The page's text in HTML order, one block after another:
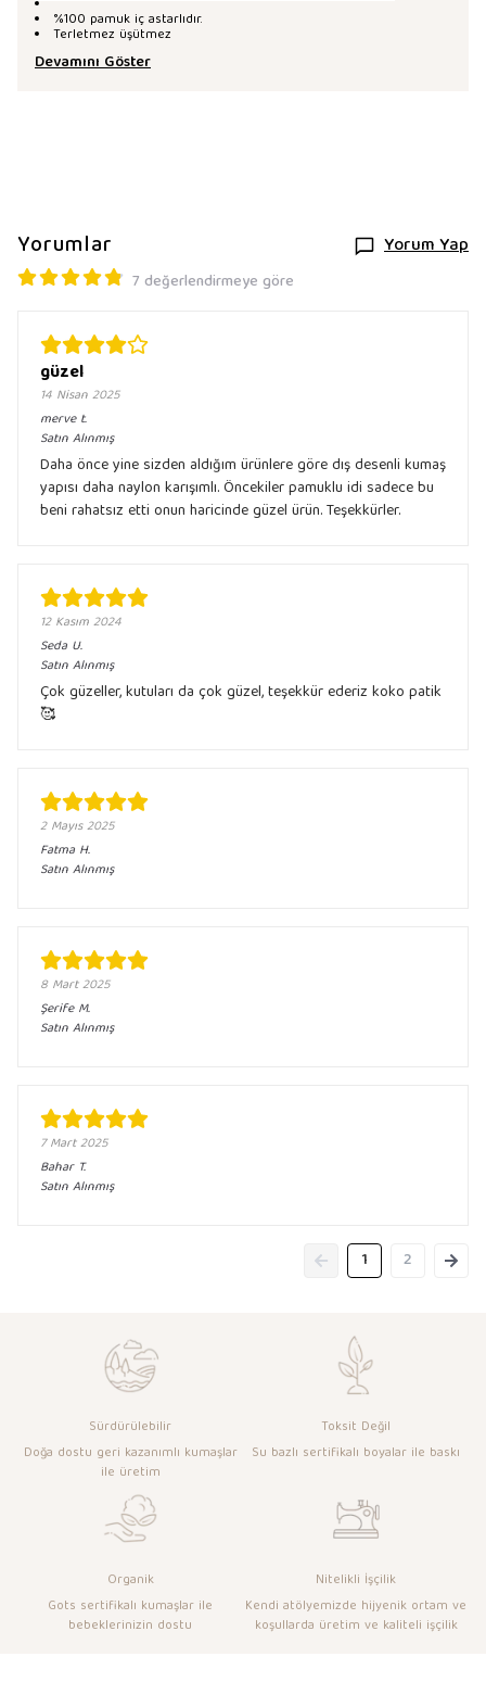
%100 pamuk iç astarlıdır.
Terletmez üşütmez
Devamını Göster
Yorumlar Yorum Yap
7 değerlendirmeye göre
güzel
14 Nisan 2025
merve t.
Satın Alınmış
Daha önce yine sizden aldığım ürünlere göre dış desenli kumaş
yapısı daha naylon karışımlı. Öncekiler pamuklu idi sadece bu
beni rahatsız etti onun haricinde güzel ürün. Teşekkürler.
12 Kasım 2024
Seda U.
Satın Alınmış
Çok güzeller, kutuları da çok güzel, teşekkür ederiz koko patik
🥰
2 Mayıs 2025
Fatma H.
Satın Alınmış
8 Mart 2025
Şerife M.
Satın Alınmış
7 Mart 2025
Bahar T.
Satın Alınmış
1 2
Sürdürülebilir
Doğa dostu geri kazanımlı kumaşlar
ile üretim
Toksit Değil
Su bazlı sertifikalı boyalar ile baskı
Organik
Gots sertifikalı kumaşlar ile
bebeklerinizin dostu
Nitelikli İşçilik
Kendi atölyemizde hijyenik ortam ve
koşullarda üretim ve kaliteli işçilik